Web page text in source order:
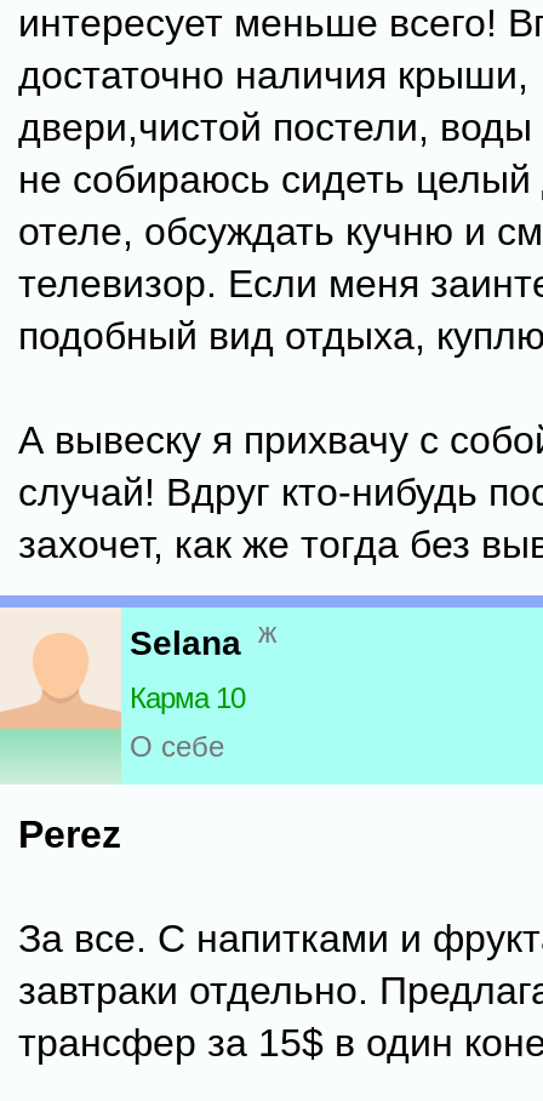
интересует меньше всего!
достаточно наличия крыши,
двери,чистой постели,
не собираюсь сидеть целый
отеле, обсуждать кучню и
телевизор. Если меня
подобный вид отдыха,
А вывеску я прихвачу с
случай! Вдруг кто-нибудь
захочет, как же тогда без
Selana ж
Карма 10
О себе
Perez
За все. С напитками и
завтраки отдельно.
трансфер за 15$ в один